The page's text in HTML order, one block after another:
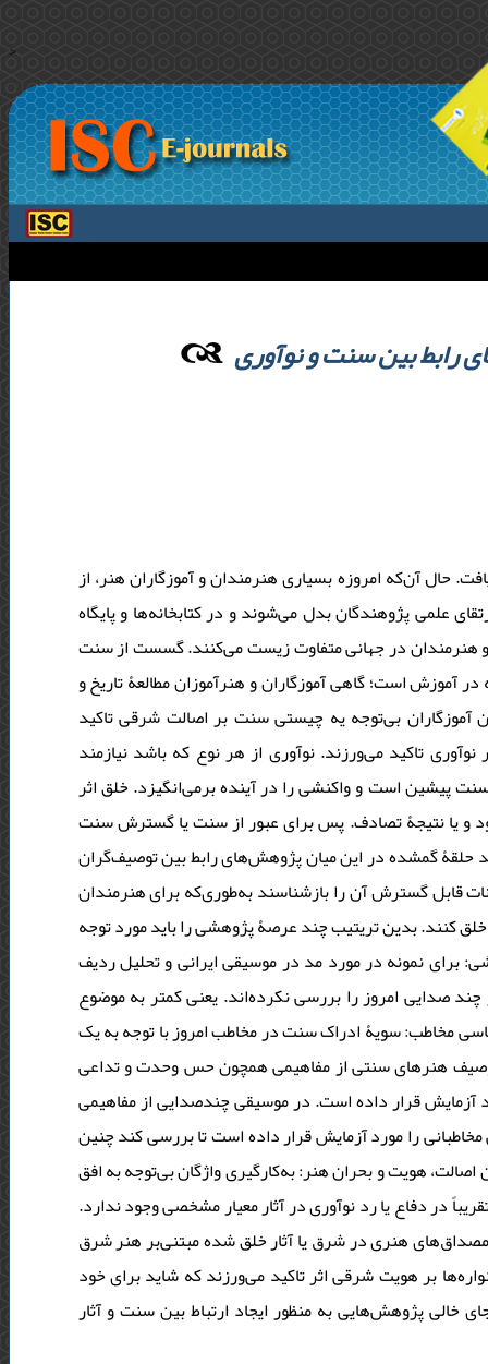
>
رابط بین سنت و نوآوری
آن‌که امروزه بسیاری هنرمندان و آموزگاران هنر، از
علمی پژوهندگان بدل می‌شوند و در کتابخانه‌ها و پایگاه
و هنرمندان در جهانی متفاوت زیست می‌کنند. گسست از سنت
آموزش است؛ گاهی آموزگاران و هنرآموزان مطالعۀ تاریخ و
آموزگاران‌ بی‌توجه یه چیستی سنت بر اصالت شرقی تاکید
تاکید می‌ورزند. نوآوری از هر نوع که باشد نیازمند
است و واکنشی را در آینده برمی‌انگیزد. خلق اثر
و یا نتیجۀ تصادف. پس برای عبور از سنت یا گسترش سنت
حلقۀ گمشده در این میان پژوهش‌های رابط بین توصیف‌گران
قابل گسترش آن را بازشناسند به‌طوری‌که برای هنرمندان
خلق کنند. بدین تریتیب چند عرصۀ پژوهشی را باید مورد توجه
نمونه در مورد مد در موسیقی ایرانی و تحلیل ردیف
صدایی امروز را بررسی نکرده‌اند. یعنی کمتر به موضوع
مخاطب: سویۀ ادراک سنت در مخاطب امروز با توجه به یک
هنرهای سنتی از مفاهیمی همچون حس وحدت و تداعی
آزمایش قرار داده است. در موسیقی چندصدایی از مفاهیمی
را مورد آزمایش قرار داده است تا بررسی کند چنین
هویت و بحران هنر: به‌کارگیری واژگان بی‌توجه به افق
در دفاع یا رد نوآوری در آثار معیار مشخصی وجود ندارد.
هنری در شرق یا آثار خلق شده مبتنی‌بر هنر شرق
بر هویت شرقی اثر تاکید می‌ورزند که شاید برای خود
خالی پژوهش‌هایی به منظور ایجاد ارتباط بین سنت و آثار